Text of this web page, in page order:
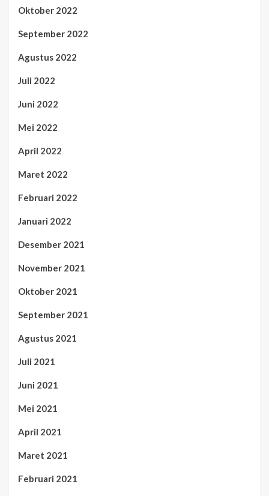
Oktober 2022
September 2022
Agustus 2022
Juli 2022
Juni 2022
Mei 2022
April 2022
Maret 2022
Februari 2022
Januari 2022
Desember 2021
November 2021
Oktober 2021
September 2021
Agustus 2021
Juli 2021
Juni 2021
Mei 2021
April 2021
Maret 2021
Februari 2021